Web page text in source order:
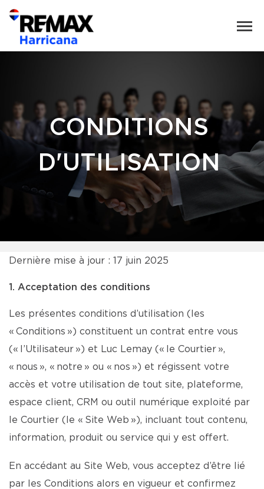
CONDITIONS
D'UTILISATION
Dernière mise à jour : 17 juin 2025
1. Acceptation des conditions
Les présentes conditions d’utilisation (les
« Conditions ») constituent un contrat entre vous
(« l’Utilisateur ») et Luc Lemay (« le Courtier »,
« nous », « notre » ou « nos ») et régissent votre
accès et votre utilisation de tout site, plateforme,
espace client, CRM ou outil numérique exploité par
le Courtier (le « Site Web »), incluant tout contenu,
information, produit ou service qui y est offert.
En accédant au Site Web, vous acceptez d’être lié
par les Conditions alors en vigueur et confirmez